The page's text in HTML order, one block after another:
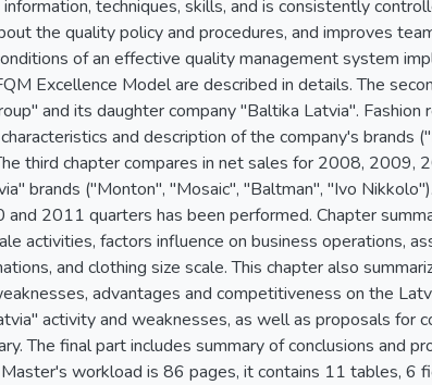
techniques, skills, and is consistently
the quality policy and procedures, and improves
of an effective quality management system
Excellence Model are described in details. The
and its daughter company "Baltika Latvia". Fashion
and description of the company's brands
third chapter compares in net sales for 2008,
brands ("Monton", "Mosaic", "Baltman", "Ivo
2011 quarters has been performed. Chapter
activities, factors influence on business operations,
and clothing size scale. This chapter also
advantages and competitiveness on the
activity and weaknesses, as well as proposals for
The final part includes summary of conclusions and
workload is 86 pages, it contains 11 tables, 6